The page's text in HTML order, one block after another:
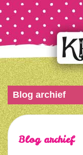
Blog archief
Blog archief